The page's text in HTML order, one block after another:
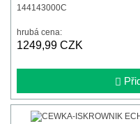
144143000C
hrubá cena:
1249,99 CZK